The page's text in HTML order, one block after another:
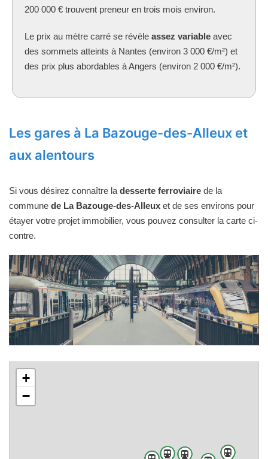
200 000 € trouvent preneur en trois mois environ.
Le prix au mètre carré se révèle assez variable avec
des sommets atteints à Nantes (environ 3 000 €/m²) et
des prix plus abordables à Angers (environ 2 000 €/m²).
Les gares à La Bazouge-des-Alleux et
aux alentours
Si vous désirez connaître la desserte ferroviaire de la
commune de La Bazouge-des-Alleux et de ses environs pour
étayer votre projet immobilier, vous pouvez consulter la carte ci-
contre.
+
−